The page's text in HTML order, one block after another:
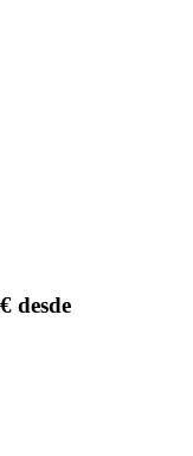
desde